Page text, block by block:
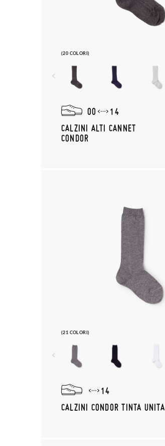
(20 COLORI)
00
14
CALZINI ALTI CANNET
CONDOR
(21 COLORI)
14
CALZINI CONDOR TINTA UNITA